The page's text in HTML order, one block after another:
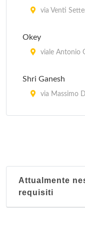
via Venti
Okey
viale Antonio
Shri Ganesh
via Massimo
viale Piacenza
Attualmente
requisiti